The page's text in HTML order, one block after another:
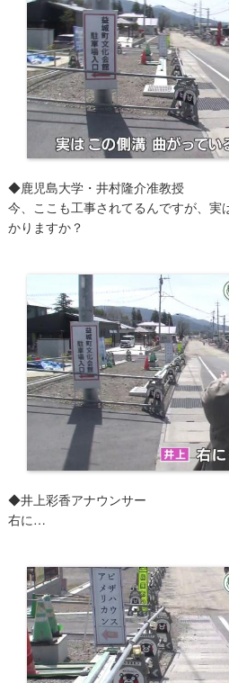
◆鹿児島大学・井村隆介准教授
今、ここも工事されてるんですが、実
かりますか？
◆井上彩香アナウンサー
右に…